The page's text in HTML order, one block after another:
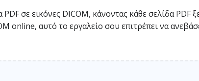
σε εικόνες DICOM, κάνοντας κάθε σελίδα PDF
αυτό το εργαλείο σου επιτρέπει να